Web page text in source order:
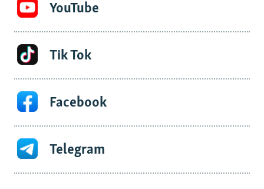
YouTube
Tik Tok
Facebook
Telegram